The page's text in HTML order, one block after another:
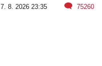
7. 8. 2026 23:35 75260